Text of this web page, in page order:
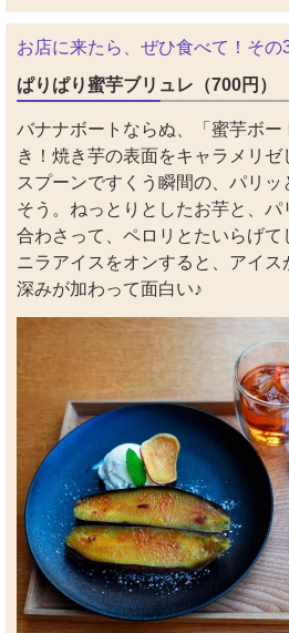
お店に来たら、ぜひ食べて！その
ぱりぱり蜜芋ブリュレ（700円）
バナナボートならぬ、「蜜芋ボ
き！焼き芋の表面をキャラメリゼ
スプーンですくう瞬間の、パリッ
そう。ねっとりとしたお芋と、
合わさって、ペロリとたいらげ
ニラアイスをオンすると、アイ
深みが加わって面白い♪